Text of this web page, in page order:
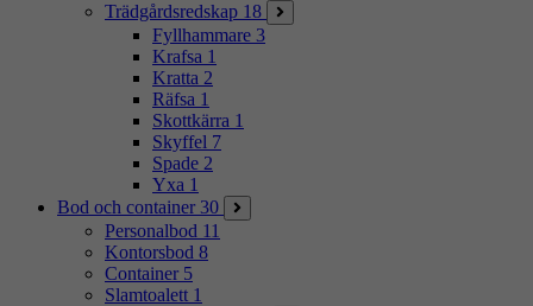
Trädgårdsredskap 18
Fyllhammare 3
Krafsa 1
Kratta 2
Räfsa 1
Skottkärra 1
Skyffel 7
Spade 2
Yxa 1
Bod och container 30
Personalbod 11
Kontorsbod 8
Container 5
Slamtoalett 1